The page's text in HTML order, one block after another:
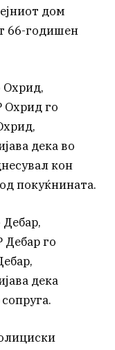
дом
66-годишен
Охрид,
Охрид го
дека во
кон
покуќнината.
го
дека